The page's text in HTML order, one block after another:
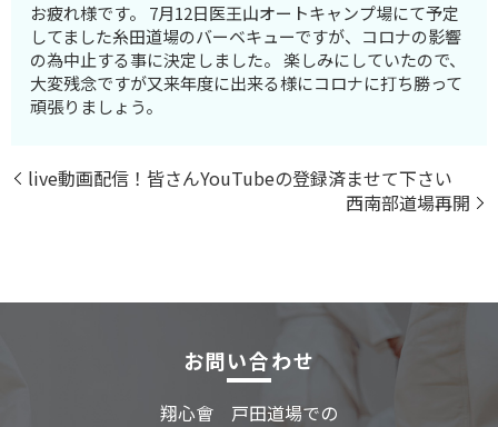
お疲れ様です。 7月12日医王山オートキャンプ場にて予定
してました糸田道場のバーベキューですが、コロナの影響
の為中止する事に決定しました。 楽しみにしていたので、
大変残念ですが又来年度に出来る様にコロナに打ち勝って
頑張りましょう。
live動画配信！皆さんYouTubeの登録済ませて下さい
西南部道場再開
お問い合わせ
翔心會 戸田道場での